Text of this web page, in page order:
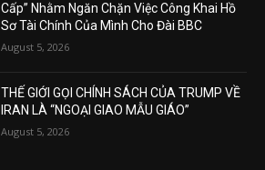
Cấp” Nhằm Ngăn Chặn Việc Công Khai Hồ
Sơ Tài Chính Của Mình Cho Đài BBC
August 5, 2026
THẾ GIỚI GỌI CHÍNH SÁCH CỦA TRUMP VỀ
IRAN LÀ “NGOẠI GIAO MẪU GIÁO”
August 5, 2026